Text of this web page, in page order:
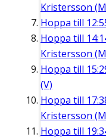
Kristersson
Hoppa till
Hoppa till
Kristersson
Hoppa till
(V)
Hoppa till
Kristersson
Hoppa till